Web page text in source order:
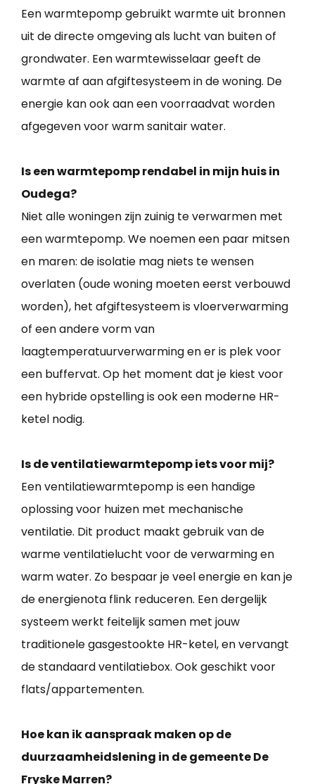
Een warmtepomp gebruikt warmte uit bronnen
uit de directe omgeving als lucht van buiten of
grondwater. Een warmtewisselaar geeft de
warmte af aan afgiftesysteem in de woning. De
energie kan ook aan een voorraadvat worden
afgegeven voor warm sanitair water.
Is een warmtepomp rendabel in mijn huis in
Oudega?
Niet alle woningen zijn zuinig te verwarmen met
een warmtepomp. We noemen een paar mitsen
en maren: de isolatie mag niets te wensen
overlaten (oude woning moeten eerst verbouwd
worden), het afgiftesysteem is vloerverwarming
of een andere vorm van
laagtemperatuurverwarming en er is plek voor
een buffervat. Op het moment dat je kiest voor
een hybride opstelling is ook een moderne HR-
ketel nodig.
Is de ventilatiewarmtepomp iets voor mij?
Een ventilatiewarmtepomp is een handige
oplossing voor huizen met mechanische
ventilatie. Dit product maakt gebruik van de
warme ventilatielucht voor de verwarming en
warm water. Zo bespaar je veel energie en kan je
de energienota flink reduceren. Een dergelijk
systeem werkt feitelijk samen met jouw
traditionele gasgestookte HR-ketel, en vervangt
de standaard ventilatiebox. Ook geschikt voor
flats/appartementen.
Hoe kan ik aanspraak maken op de
duurzaamheidslening in de gemeente De
Fryske Marren?